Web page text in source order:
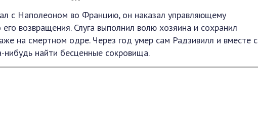
с Наполеоном во Францию, он наказал управляющему
возвращения. Слуга выполнил волю хозяина и сохранил
на смертном одре. Через год умер сам Радзивилл и вместе с
найти бесценные сокровища.